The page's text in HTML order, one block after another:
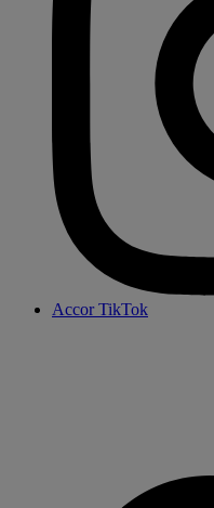
Accor TikTok